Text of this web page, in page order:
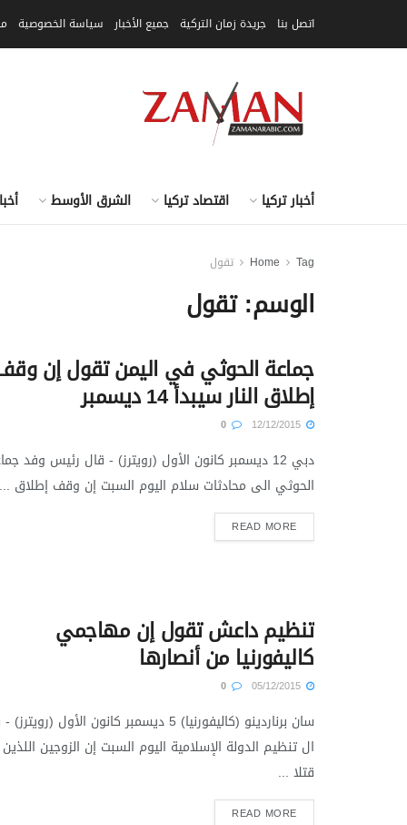
اتصل بنا جريدة زمان التركية جميع الأخبار سياسة الخصوصية
أخبار تركيا اقتصاد تركيا الشرق الأوسط
Home Tag تقول
الوسم:تقول
جماعة الحوثي في اليمن تقول إن
إطلاق النار سيبدأ 14 ديسمبر
دبي 12 ديسمبر كانون الأول (رويترز) - قال رئيس وفد
الحوثي الى محادثات سلام اليوم السبت إن وقف إطلاق ...
READ MORE
تنظيم داعش تقول إن مهاجمي
كاليفورنيا من أنصارها
سان برناردينو (كاليفورنيا) 5 ديسمبر كانون الأول
ال تنظيم الدولة الإسلامية اليوم السبت إن الزوجين اللذين
قتلا ...
READ MORE